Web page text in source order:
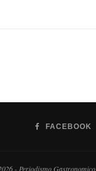
FACEBOOK
- Periodismo